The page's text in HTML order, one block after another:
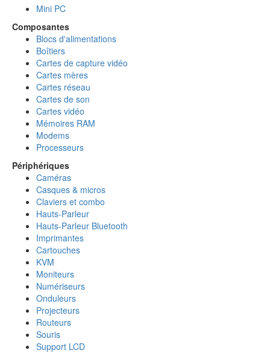
Mini PC
Composantes
Blocs d'alimentations
Boîtiers
Cartes de capture vidéo
Cartes mères
Cartes réseau
Cartes de son
Cartes vidéo
Mémoires RAM
Modems
Processeurs
Périphériques
Caméras
Casques & micros
Claviers et combo
Hauts-Parleur
Hauts-Parleur Bluetooth
Imprimantes
Cartouches
KVM
Moniteurs
Numériseurs
Onduleurs
Projecteurs
Routeurs
Souris
Support LCD